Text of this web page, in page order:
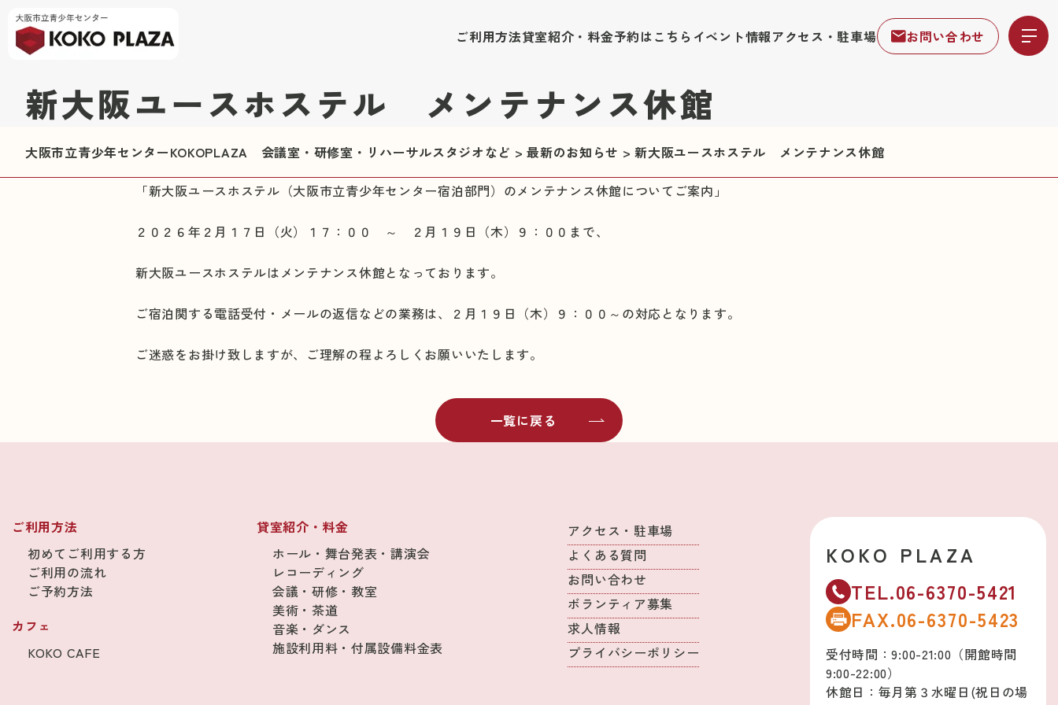
ご利用方法貸室紹介・料金予約はこちら イベント情報アクセス・駐車場 お問い合わせ
新大阪ユースホステル メンテナンス休館
大阪市立青少年センターKOKOPLAZA 会議室・研修室・リハーサルスタジオなど >最新のお知らせ >新大阪ユースホステル メンテナンス休館
「新大阪ユースホステル（大阪市立青少年センター宿泊部門）のメンテナンス休館についてご案内」
２０２６年２月１７日（火）１７：００ ～ ２月１９日（木）９：００まで、
新大阪ユースホステルはメンテナンス休館となっております。
ご宿泊関する電話受付・メールの返信などの業務は、２月１９日（木）９：００～の対応となります。
ご迷惑をお掛け致しますが、ご理解の程よろしくお願いいたします。
一覧に戻る
ご利用方法
初めてご利用する方
ご利用の流れ
ご予約方法
カフェ
KOKO CAFE
貸室紹介・料金
ホール・舞台発表・講演会
レコーディング
会議・研修・教室
美術・茶道
音楽・ダンス
施設利用料・付属設備料金表
アクセス・駐車場
よくある質問
お問い合わせ
ボランティア募集
求人情報
プライバシーポリシー
KOKO PLAZA
TEL.06-6370-5421
FAX.06-6370-5423
受付時間：9:00-21:00（開館時間
9:00-22:00）
休館日：毎月第３水曜日(祝日の場